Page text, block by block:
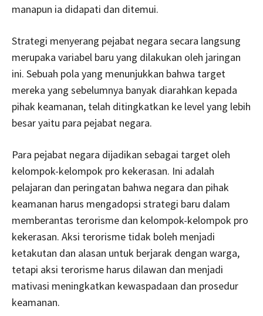
manapun ia didapati dan ditemui.
Strategi menyerang pejabat negara secara langsung
merupaka variabel baru yang dilakukan oleh jaringan
ini. Sebuah pola yang menunjukkan bahwa target
mereka yang sebelumnya banyak diarahkan kepada
pihak keamanan, telah ditingkatkan ke level yang lebih
besar yaitu para pejabat negara.
Para pejabat negara dijadikan sebagai target oleh
kelompok-kelompok pro kekerasan. Ini adalah
pelajaran dan peringatan bahwa negara dan pihak
keamanan harus mengadopsi strategi baru dalam
memberantas terorisme dan kelompok-kelompok pro
kekerasan. Aksi terorisme tidak boleh menjadi
ketakutan dan alasan untuk berjarak dengan warga,
tetapi aksi terorisme harus dilawan dan menjadi
mativasi meningkatkan kewaspadaan dan prosedur
keamanan.